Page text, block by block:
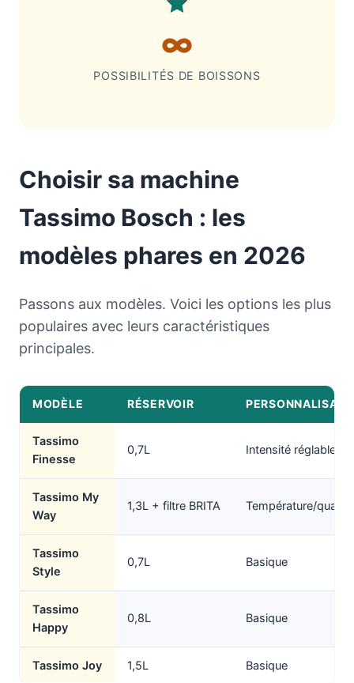
∞
POSSIBILITÉS DE BOISSONS
Choisir sa machine
Tassimo Bosch : les
modèles phares en 2026
Passons aux modèles. Voici les options les plus
populaires avec leurs caractéristiques
principales.
MODÈLE RÉSERVOIR
Tassimo
Finesse
0,7L Intensité réglable
Tassimo My
Way
1,3L + filtre BRITA Température/
Tassimo
Style
0,7L Basique
Tassimo
Happy
0,8L Basique
Tassimo Joy 1,5L Basique